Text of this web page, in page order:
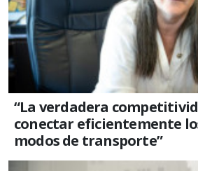
“La verdadera
conectar eficientemente
modos de transporte”